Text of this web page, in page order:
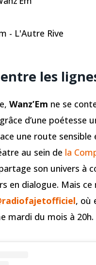
- L'Autre Rive
entre les
Wanz’Em ne se
d’une poétesse
une route
au sein de la
son univers
en dialogue. Mais
, où
mardi du mois à 20h.